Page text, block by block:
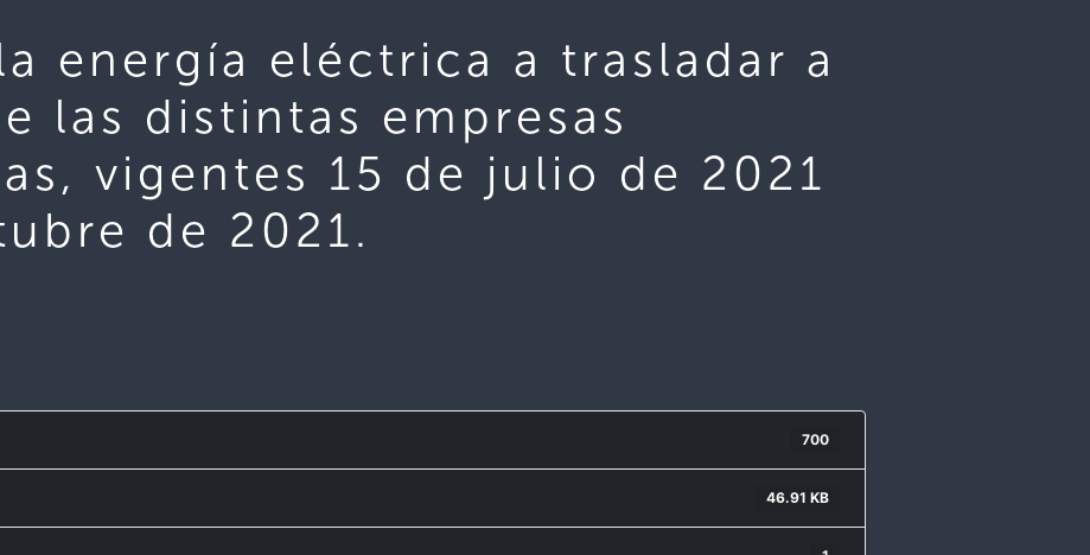
energía eléctrica a trasladar a
las distintas empresas
vigentes 15 de julio de 2021
de 2021.
700
46.91 KB